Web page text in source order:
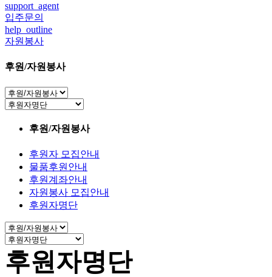
support_agent
입주문의
help_outline
자원봉사
후원/자원봉사
후원/자원봉사
후원자 모집안내
물품후원안내
후원계좌안내
자원봉사 모집안내
후원자명단
후원자명단